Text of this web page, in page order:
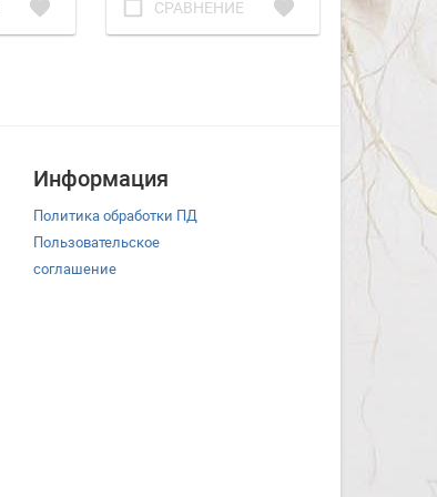
favorite check_box_outline_blank СРАВНЕНИЕ favorite
Информация
Политика обработки ПД
Пользовательское
соглашение